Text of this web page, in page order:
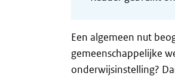
Een algemeen nut
gemeenschappelijke
onderwijsinstelling?